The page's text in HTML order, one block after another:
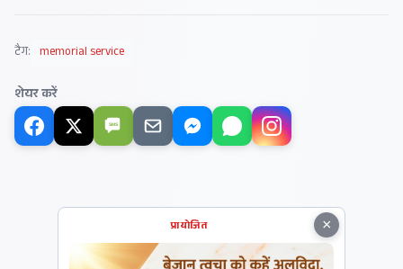
टैग: memorial service
शेयर करें
SMS
×
प्रायोजित